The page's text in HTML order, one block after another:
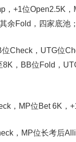
，+1位Open2.5K
余Fold，四家底池；
Check，UTG位
，BB位Fold，
，MP位Bet 6K，
，MP位长考后